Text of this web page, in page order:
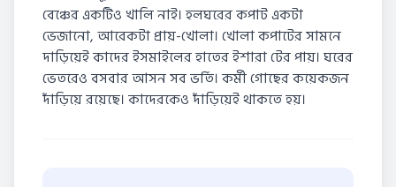
বেঞ্চের একটিও খালি নাই। হলঘরের কপাট একটা
ভেজানো, আরেকটা প্রায়-খোলা। খোলা কপাটের সামনে
দাড়িয়েই কাদের ইসমাইলের হাতের ইশারা টের পায়। ঘরের
ভেতরেও বসবার আসন সব ভর্তি। কর্মী গোছের কয়েকজন
দাঁড়িয়ে রয়েছে। কাদেরকেও দাঁড়িয়েই থাকতে হয়।